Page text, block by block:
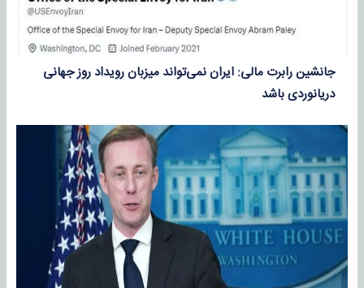
جانشین رابرت مالی: ایران نمی‌تواند میزبان رویداد روز جهانی
دریانوردی باشد